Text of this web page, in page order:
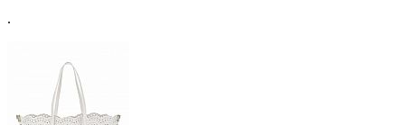
.